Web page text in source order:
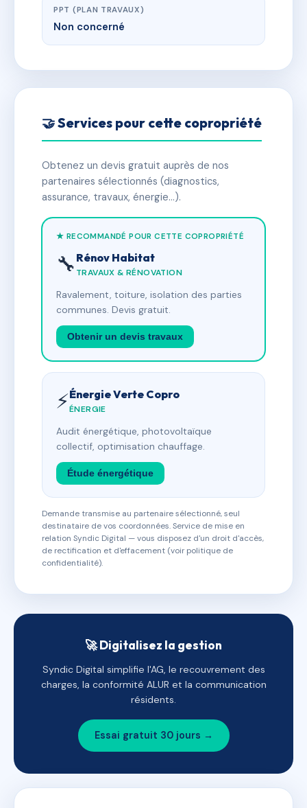
PPT (PLAN TRAVAUX)
Non concerné
🤝 Services pour cette copropriété
Obtenez un devis gratuit auprès de nos
partenaires sélectionnés (diagnostics,
assurance, travaux, énergie…).
★ RECOMMANDÉ POUR CETTE COPROPRIÉTÉ
🔧 Rénov Habitat
TRAVAUX & RÉNOVATION
Ravalement, toiture, isolation des parties
communes. Devis gratuit.
Obtenir un devis travaux
⚡Énergie Verte Copro
ÉNERGIE
Audit énergétique, photovoltaïque
collectif, optimisation chauffage.
Étude énergétique
Demande transmise au partenaire sélectionné, seul
destinataire de vos coordonnées. Service de mise en
relation Syndic Digital — vous disposez d'un droit d'accès,
de rectification et d'effacement (voir politique de
confidentialité).
🚀 Digitalisez la gestion
Syndic Digital simplifie l'AG, le recouvrement des
charges, la conformité ALUR et la communication
résidents.
Essai gratuit 30 jours →